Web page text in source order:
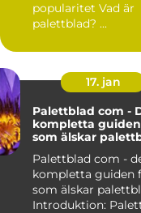
popularitet Vad är
palettblad? ...
17. jan
Palettblad com -
kompletta
som älskar
Palettblad com -
kompletta guiden
som älskar
Introduktion: